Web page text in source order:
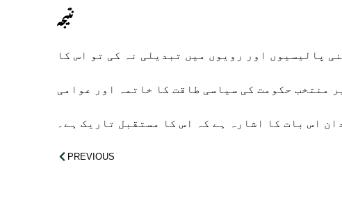
نتیجہ
پالیسیوں اور رویوں میں تبدیلی نہ کی تو اس کا
منتخب حکومت کی سیاسی طاقت کا خاتمہ اور عوامی
اس بات کا اشارہ ہے کہ اس کا مستقبل تاریک ہے۔
PREVIOUS